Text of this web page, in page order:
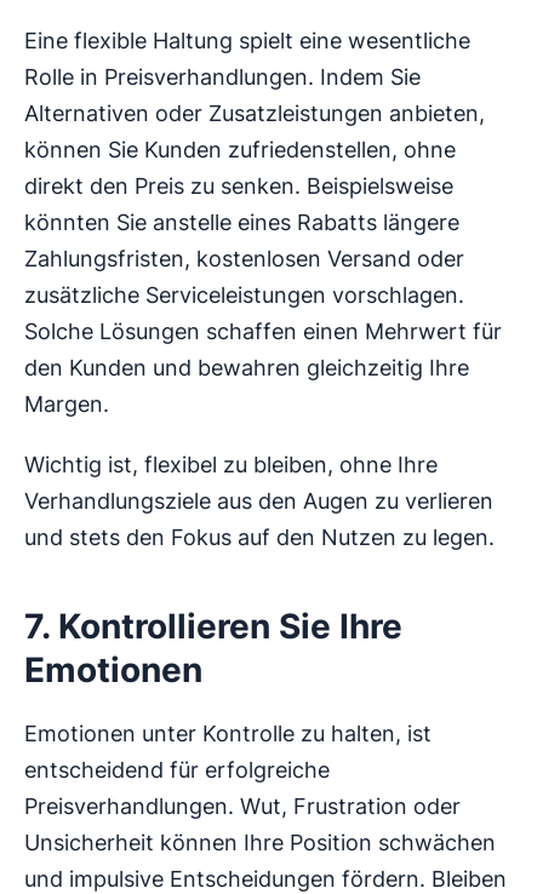
Eine flexible Haltung spielt eine wesentliche
Rolle in Preisverhandlungen. Indem Sie
Alternativen oder Zusatzleistungen anbieten,
können Sie Kunden zufriedenstellen, ohne
direkt den Preis zu senken. Beispielsweise
könnten Sie anstelle eines Rabatts längere
Zahlungsfristen, kostenlosen Versand oder
zusätzliche Serviceleistungen vorschlagen.
Solche Lösungen schaffen einen Mehrwert für
den Kunden und bewahren gleichzeitig Ihre
Margen.
Wichtig ist, flexibel zu bleiben, ohne Ihre
Verhandlungsziele aus den Augen zu verlieren
und stets den Fokus auf den Nutzen zu legen.
7. Kontrollieren Sie Ihre
Emotionen
Emotionen unter Kontrolle zu halten, ist
entscheidend für erfolgreiche
Preisverhandlungen. Wut, Frustration oder
Unsicherheit können Ihre Position schwächen
und impulsive Entscheidungen fördern. Bleiben